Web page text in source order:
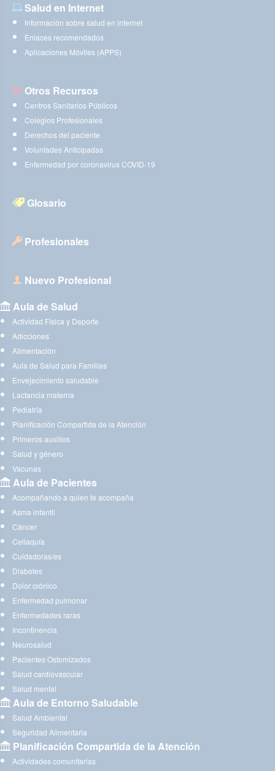
Salud en Internet
Información sobre salud en internet
Enlaces recomendados
Aplicaciones Móviles (APPS)
Otros Recursos
Centros Sanitarios Públicos
Colegios Profesionales
Derechos del paciente
Voluntades Anticipadas
Enfermedad por coronavirus COVID-19
Glosario
Profesionales
Nuevo Profesional
Aula de Salud
Actividad Física y Deporte
Adicciones
Alimentación
Aula de Salud para Familias
Envejecimiento saludable
Lactancia materna
Pediatría
Planificación Compartida de la Atención
Primeros auxilios
Salud y género
Vacunas
Aula de Pacientes
Acompañando a quien te acompaña
Asma infantil
Cáncer
Celiaquía
Cuidadoras/es
Diabetes
Dolor crónico
Enfermedad pulmonar
Enfermedades raras
Incontinencia
Neurosalud
Pacientes Ostomizados
Salud cardiovascular
Salud mental
Aula de Entorno Saludable
Salud Ambiental
Seguridad Alimentaria
Planificación Compartida de la Atención
Actividades comunitarias